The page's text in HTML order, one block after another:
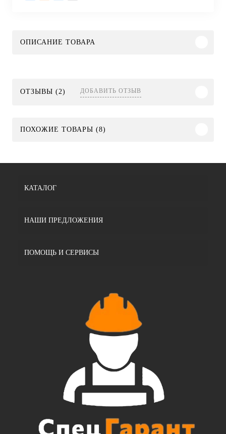
ОПИСАНИЕ ТОВАРА
ОТЗЫВЫ (2) ДОБАВИТЬ ОТЗЫВ
ПОХОЖИЕ ТОВАРЫ (8)
КАТАЛОГ
НАШИ ПРЕДЛОЖЕНИЯ
ПОМОЩЬ И СЕРВИСЫ